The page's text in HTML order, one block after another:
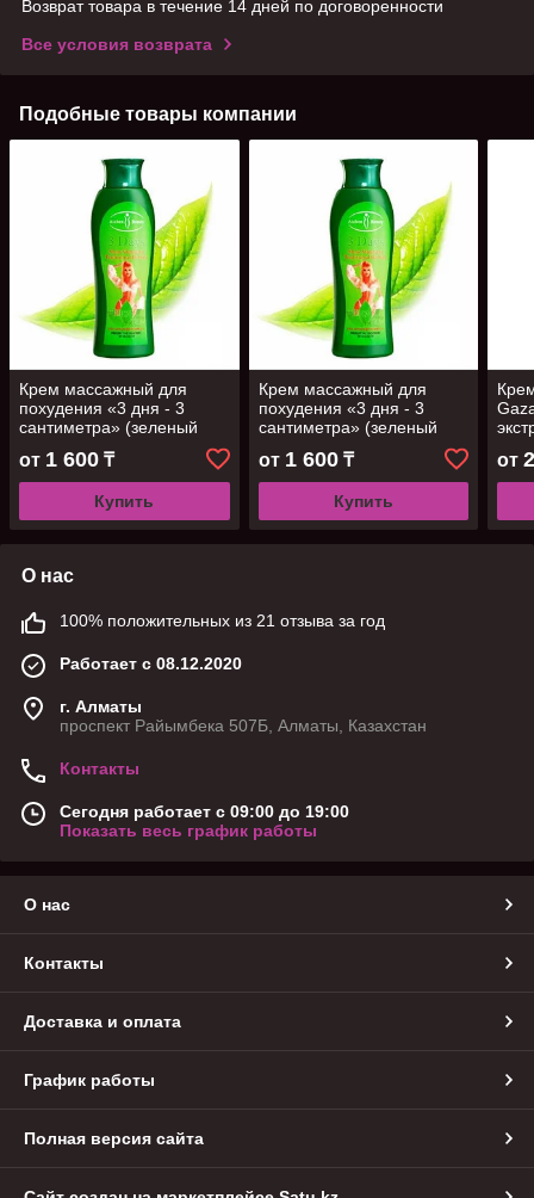
Возврат товара в течение 14 дней по договоренности
Все условия возврата
Подобные товары компании
Крем массажный для
похудения «3 дня - 3
сантиметра» (зеленый
чай), 200мл
от 1 600 ₸
Купить
Крем массажный для
похудения «3 дня - 3
сантиметра» (зеленый
чай), 200мл
от 1 600₸
Купить
от
О нас
100% положительных из 21 отзыва за год
Работает с 08.12.2020
г. Алматы
проспект Райымбека 507Б, Алматы, Казахстан
Контакты
Сегодня работает с 09:00 до 19:00
Показать весь график работы
О нас
Контакты
Доставка и оплата
График работы
Полная версия сайта